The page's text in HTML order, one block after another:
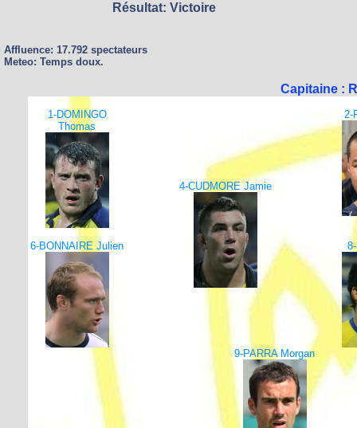
Résultat: Victoire
Affluence: 17.792 spectateurs
Meteo: Temps doux.
Capitaine :
1-DOMINGO
Thomas
2-
4-CUDMORE Jamie
6-BONNAIRE Julien
9-PARRA Morgan